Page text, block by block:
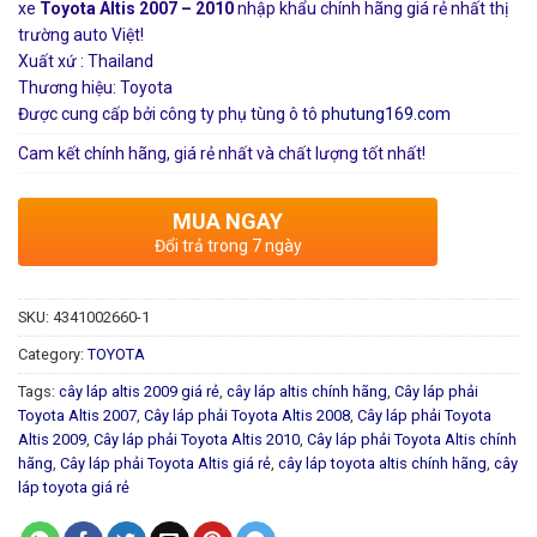
xe Toyota Altis 2007 – 2010nhập khẩu chính hãng giá rẻ nhất thị
trường auto Việt!
Xuất xứ : Thailand
Thương hiệu: Toyota
Được cung cấp bởi công ty phụ tùng ô tô phutung169.com
Cam kết chính hãng, giá rẻ nhất và chất lượng tốt nhất!
MUA NGAY
Đổi trả trong 7 ngày
SKU: 4341002660-1
Category: TOYOTA
Tags: cây láp altis 2009 giá rẻ, cây láp altis chính hãng, Cây láp phải
Toyota Altis 2007, Cây láp phải Toyota Altis 2008, Cây láp phải Toyota
Altis 2009, Cây láp phải Toyota Altis 2010, Cây láp phải Toyota Altis chính
hãng, Cây láp phải Toyota Altis giá rẻ, cây láp toyota altis chính hãng, cây
láp toyota giá rẻ